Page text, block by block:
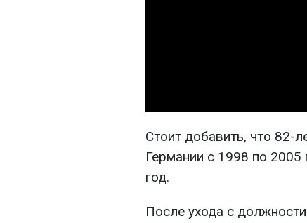
Стоит добавить, что 82-
Германии с 1998 по
год.
После ухода с